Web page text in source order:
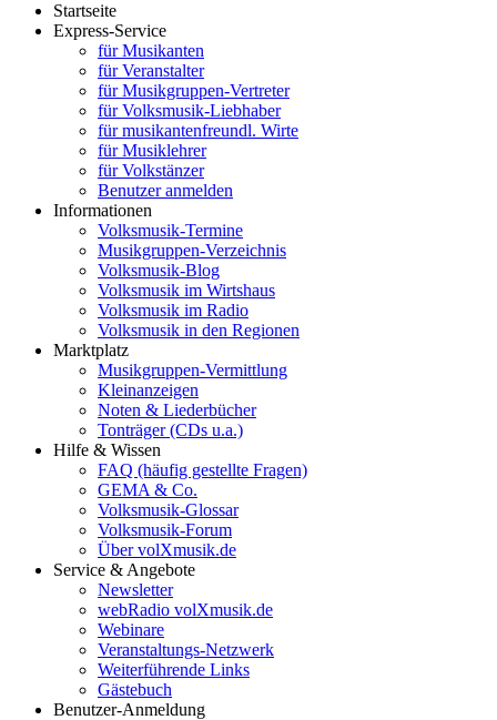
Startseite
Express-Service
für Musikanten
für Veranstalter
für Musikgruppen-Vertreter
für Volksmusik-Liebhaber
für musikantenfreundl. Wirte
für Musiklehrer
für Volkstänzer
Benutzer anmelden
Informationen
Volksmusik-Termine
Musikgruppen-Verzeichnis
Volksmusik-Blog
Volksmusik im Wirtshaus
Volksmusik im Radio
Volksmusik in den Regionen
Marktplatz
Musikgruppen-Vermittlung
Kleinanzeigen
Noten & Liederbücher
Tonträger (CDs u.a.)
Hilfe & Wissen
FAQ (häufig gestellte Fragen)
GEMA & Co.
Volksmusik-Glossar
Volksmusik-Forum
Über volXmusik.de
Service & Angebote
Newsletter
webRadio volXmusik.de
Webinare
Veranstaltungs-Netzwerk
Weiterführende Links
Gästebuch
Benutzer-Anmeldung